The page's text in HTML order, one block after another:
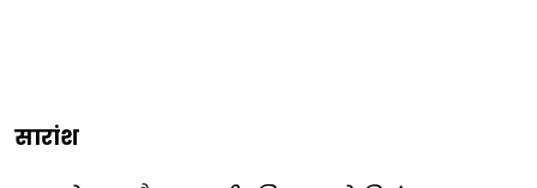
सारांश